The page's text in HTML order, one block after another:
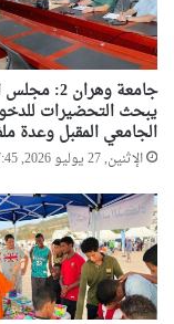
جامعة وهران
يبحث التحضيرات
الجامعي المقبل وعدة
الإثنين, 27 يوليو 2026, 17:45